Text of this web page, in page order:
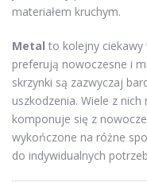
materiałem kruchym.
Metal to kolejny
preferują nowoczesne i
skrzynki są zazwyczaj
uszkodzenia. Wiele z
komponuje się z
wykończone na różne
do indywidualnych